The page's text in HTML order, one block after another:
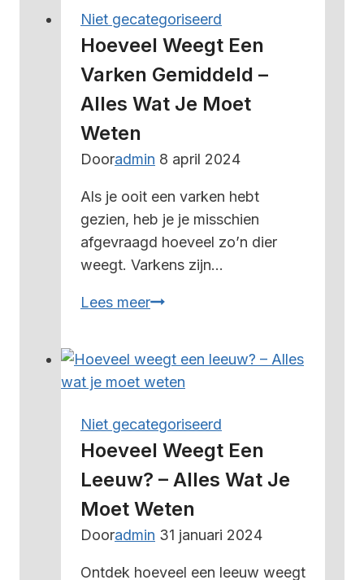
cracker
alles
wat
je
Niet gecategoriseerd
Hoeveel Weegt Een
Varken Gemiddeld –
Alles Wat Je Moet
Weten
Dooradmin 8 april 2024
Als je ooit een varken hebt
gezien, heb je je misschien
afgevraagd hoeveel zo’n dier
weegt. Varkens zijn…
Lees meerHoeveel
varken
gemiddeld
alles
wat
je
moet
weten
Niet gecategoriseerd
Hoeveel Weegt Een
Leeuw? – Alles Wat Je
Moet Weten
Dooradmin 31 januari 2024
Ontdek hoeveel een leeuw weegt